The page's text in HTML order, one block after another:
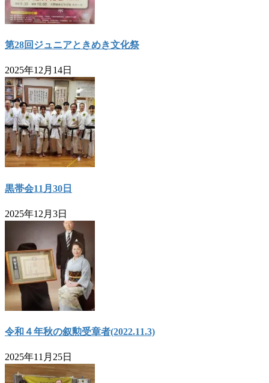
第28回ジュニアときめき文化祭
2025年12月14日
黒帯会11月30日
2025年12月3日
令和４年秋の叙勲受章者(2022.11.3)
2025年11月25日